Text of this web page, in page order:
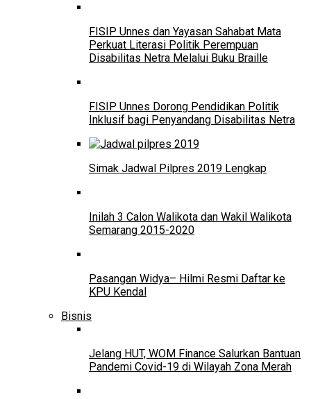
FISIP Unnes dan Yayasan Sahabat Mata
Perkuat Literasi Politik Perempuan
Disabilitas Netra Melalui Buku Braille
FISIP Unnes Dorong Pendidikan Politik
Inklusif bagi Penyandang Disabilitas Netra
Simak Jadwal Pilpres 2019 Lengkap
Inilah 3 Calon Walikota dan Wakil Walikota
Semarang 2015-2020
Pasangan Widya– Hilmi Resmi Daftar ke
KPU Kendal
Bisnis
Jelang HUT, WOM Finance Salurkan Bantuan
Pandemi Covid-19 di Wilayah Zona Merah